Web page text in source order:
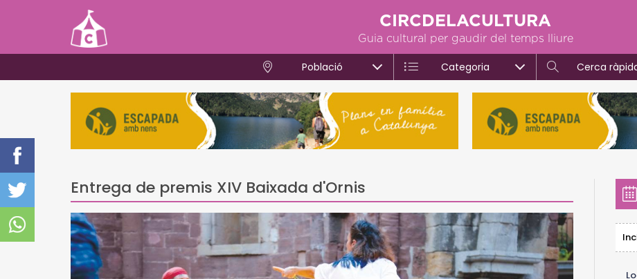
CIRCDELACULTURA
Guia cultural per gaudir del temps lliure
Població Categoria Cerca
Entrega de premis XIV Baixada d'Ornis